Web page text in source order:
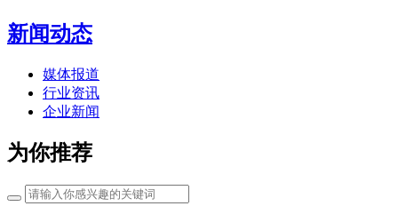
新闻动态
媒体报道
行业资讯
企业新闻
为你推荐